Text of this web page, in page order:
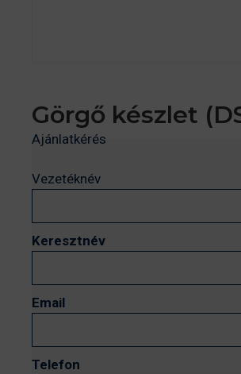
Görgő készlet
Ajánlatkérés
Vezetéknév
Keresztnév
Email
Telefon